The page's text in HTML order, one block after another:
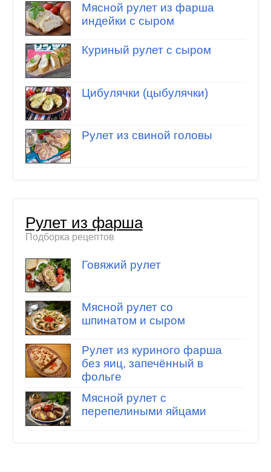
Мясной рулет из фарша
индейки с сыром
Куриный рулет с сыром
Цибулячки (цыбулячки)
Рулет из свиной головы
Рулет из фарша
Подборка рецептов
Говяжий рулет
Мясной рулет со
шпинатом и сыром
Рулет из куриного фарша
без яиц, запечённый в
фольге
Мясной рулет с
перепелиными яйцами